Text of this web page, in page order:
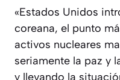
«Estados Unidos
coreana, el punto
activos nucleares
seriamente la paz y
y llevando la